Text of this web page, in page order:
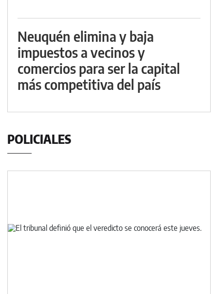
Neuquén elimina y baja
impuestos a vecinos y
comercios para ser la capital
más competitiva del país
POLICIALES